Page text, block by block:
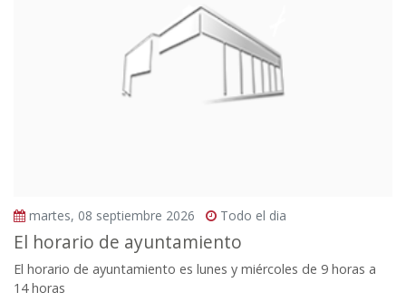
martes, 08 septiembre 2026 Todo el dia
El horario de ayuntamiento
El horario de ayuntamiento es lunes y miércoles de 9 horas a
14 horas